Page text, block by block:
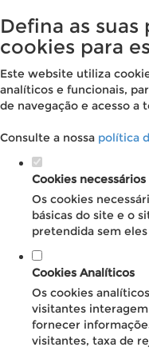
Defina as
cookies para
Este website utiliza
analíticos e funcionais,
de navegação e acesso a
Consulte a nossa política
Cookies
Os cookies
básicas do site e o
pretendida sem eles
Cookies Analíticos
Os cookies
visitantes interagem
fornecer
visitantes, taxa de